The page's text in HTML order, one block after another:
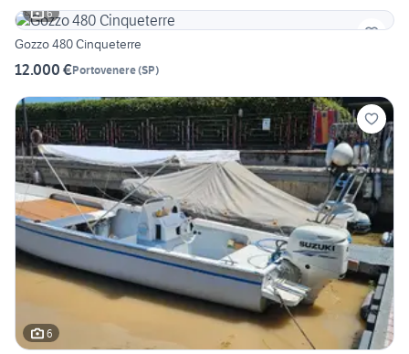
6
Gozzo 480 Cinqueterre
12.000 €Portovenere(SP)
6